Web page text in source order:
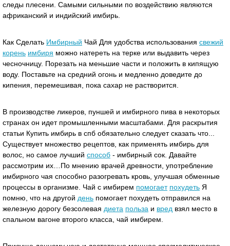
следы плесени. Самыми сильными по воздействию являются
африканский и индийский имбирь.
Как Сделать Имбирный Чай Для удобства использования свежий
корень имбиря можно натереть на терке или выдавить через
чесночницу. Порезать на меньшие части и положить в кипящую
воду. Поставьте на средний огонь и медленно доведите до
кипения, перемешивая, пока сахар не растворится.
В производстве ликеров, пуншей и имбирного пива в некоторых
странах он идет промышленными масштабами. Для раскрытия
статьи Купить имбирь в спб обязательно следует сказать что...
Существует множество рецептов, как применять имбирь для
волос, но самое лучший способ - имбирный сок. Давайте
рассмотрим их…По мнению врачей древности, употребление
имбирного чая способно разогревать кровь, улучшая обменные
процессы в организме. Чай с имбирем помогает похудеть Я
помню, что на другой день помогает похудеть отправился на
железную дорогу безсолевая диета польза и вред взял место в
спальном вагоне второго класса, чай имбирем.